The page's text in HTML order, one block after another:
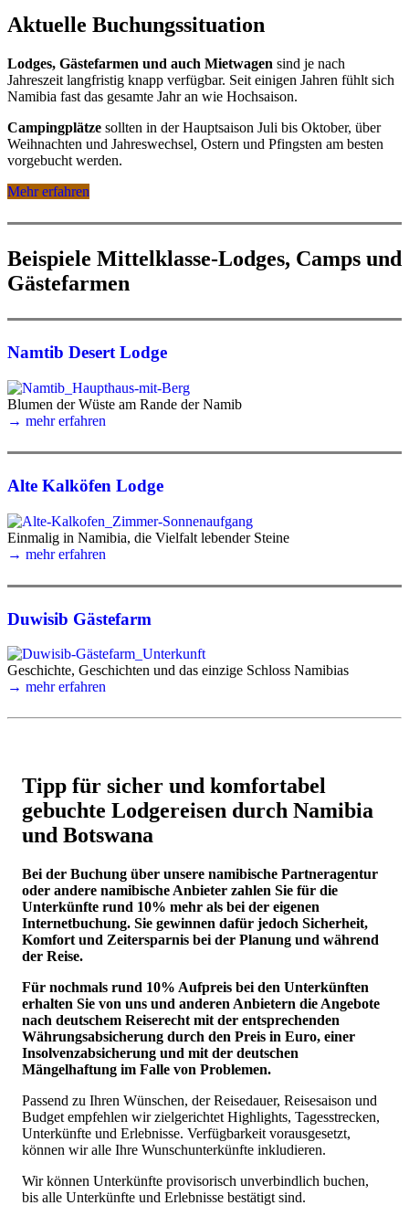
Aktuelle Buchungssituation
Lodges, Gästefarmen und auch Mietwagen sind je nach
Jahreszeit langfristig knapp verfügbar. Seit einigen Jahren fühlt sich
Namibia fast das gesamte Jahr an wie Hochsaison.
Campingplätze sollten in der Hauptsaison Juli bis Oktober, über
Weihnachten und Jahreswechsel, Ostern und Pfingsten am besten
vorgebucht werden.
Mehr erfahren
Beispiele Mittelklasse-Lodges, Camps und
Gästefarmen
Namtib Desert Lodge
Blumen der Wüste am Rande der Namib
→ mehr erfahren
Alte Kalköfen Lodge
Einmalig in Namibia, die Vielfalt lebender Steine
→ mehr erfahren
Duwisib Gästefarm
Geschichte, Geschichten und das einzige Schloss Namibias
→ mehr erfahren
Tipp für sicher und komfortabel
gebuchte Lodgereisen durch Namibia
und Botswana
Bei der Buchung über unsere namibische Partneragentur
oder andere namibische Anbieter zahlen Sie für die
Unterkünfte rund 10% mehr als bei der eigenen
Internetbuchung. Sie gewinnen dafür jedoch Sicherheit,
Komfort und Zeitersparnis bei der Planung und während
der Reise.
Für nochmals rund 10% Aufpreis bei den Unterkünften
erhalten Sie von uns und anderen Anbietern die Angebote
nach deutschem Reiserecht mit der entsprechenden
Währungsabsicherung durch den Preis in Euro, einer
Insolvenzabsicherung und mit der deutschen
Mängelhaftung im Falle von Problemen.
Passend zu Ihren Wünschen, der Reisedauer, Reisesaison und
Budget empfehlen wir zielgerichtet Highlights, Tagesstrecken,
Unterkünfte und Erlebnisse. Verfügbarkeit vorausgesetzt,
können wir alle Ihre Wunschunterkünfte inkludieren.
Wir können Unterkünfte provisorisch unverbindlich buchen,
bis alle Unterkünfte und Erlebnisse bestätigt sind.